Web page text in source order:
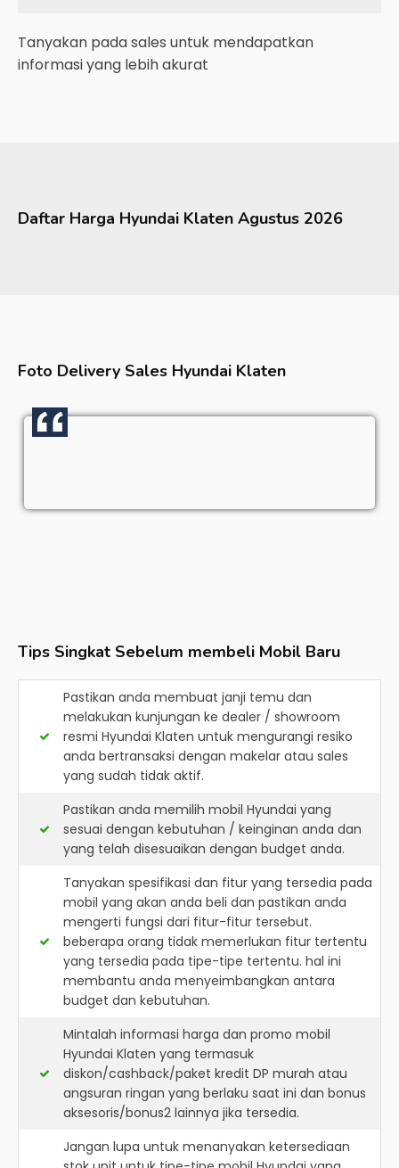
Tanyakan pada sales untuk mendapatkan
informasi yang lebih akurat
Daftar Harga Hyundai Klaten Agustus 2026
Foto Delivery Sales Hyundai Klaten
Tips Singkat Sebelum membeli Mobil Baru
Pastikan anda membuat janji temu dan
melakukan kunjungan ke dealer / showroom
resmi Hyundai Klaten untuk mengurangi resiko
anda bertransaksi dengan makelar atau sales
yang sudah tidak aktif.
Pastikan anda memilih mobil Hyundai yang
sesuai dengan kebutuhan / keinginan anda dan
yang telah disesuaikan dengan budget anda.
Tanyakan spesifikasi dan fitur yang tersedia pada
mobil yang akan anda beli dan pastikan anda
mengerti fungsi dari fitur-fitur tersebut.
beberapa orang tidak memerlukan fitur tertentu
yang tersedia pada tipe-tipe tertentu. hal ini
membantu anda menyeimbangkan antara
budget dan kebutuhan.
Mintalah informasi harga dan promo mobil
Hyundai Klaten yang termasuk
diskon/cashback/paket kredit DP murah atau
angsuran ringan yang berlaku saat ini dan bonus
aksesoris/bonus2 lainnya jika tersedia.
Jangan lupa untuk menanyakan ketersediaan